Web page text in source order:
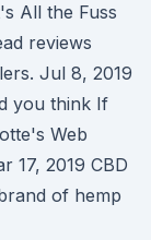
All the Fuss
reviews
Jul 8, 2019
you think If
Web
17, 2019 CBD
of hemp